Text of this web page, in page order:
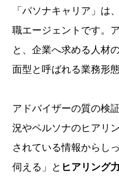
「パソナキャリア」は
職エージェントです。
と、企業へ求める人材
面型と呼ばれる業務形
アドバイザーの質の検
況やペルソナのヒアリ
されている情報からし
伺える」と ヒアリング